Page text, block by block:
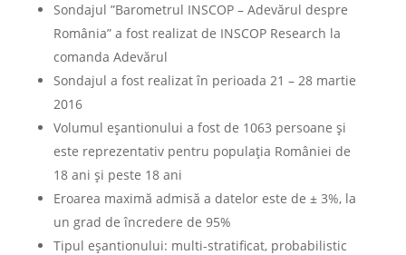
Sondajul ”Barometrul INSCOP – Adevărul despre
România” a fost realizat de INSCOP Research la
comanda Adevărul
Sondajul a fost realizat în perioada 21 – 28 martie
2016
Volumul eșantionului a fost de 1063 persoane și
este reprezentativ pentru populația României de
18 ani și peste 18 ani
Eroarea maximă admisă a datelor este de ± 3%, la
un grad de încredere de 95%
Tipul eșantionului: multi-stratificat, probabilistic